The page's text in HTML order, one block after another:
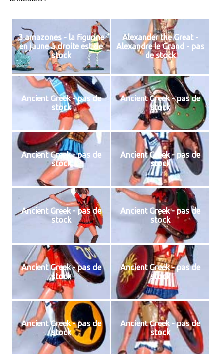
3 amazones - la figurine
en jaune à droite est de
stock
Alexander the Great -
Alexandre le Grand - pas
de stock
Ancient Greek - pas de
stock
Ancient Greek - pas de
stock
Ancient Greek - pas de
stock
Ancient Greek - pas de
stock
Ancient Greek - pas de
stock
Ancient Greek - pas de
stock
Ancient Greek - pas de
stock
Ancient Greek - pas de
stock
Ancient Greek - pas de
stock
Ancient Greek - pas de
stock